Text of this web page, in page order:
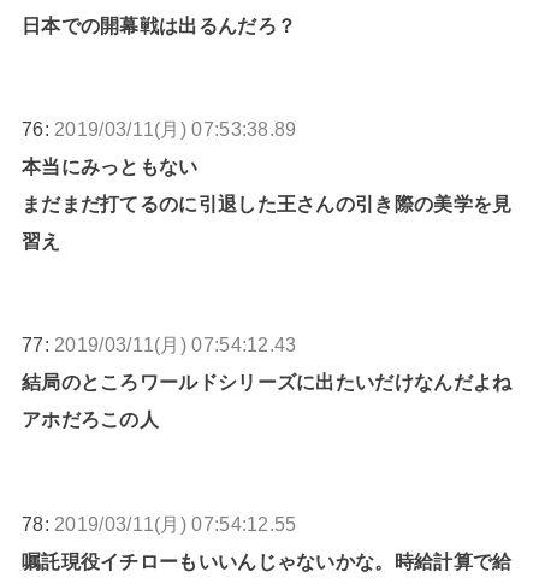
日本での開幕戦は出るんだろ？
76: 2019/03/11(月) 07:53:38.89
本当にみっともない
まだまだ打てるのに引退した王さんの引き際の美学を見
習え
77: 2019/03/11(月) 07:54:12.43
結局のところワールドシリーズに出たいだけなんだよね
アホだろこの人
78: 2019/03/11(月) 07:54:12.55
嘱託現役イチローもいいんじゃないかな。時給計算で給